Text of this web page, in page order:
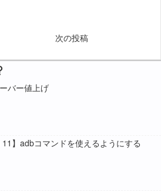
次の投稿
バー値上げ
11】adbコマンドを使えるようにする